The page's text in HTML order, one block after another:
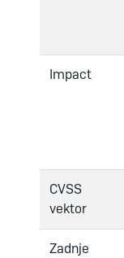
Impact
CVSS
vektor
Zadnje